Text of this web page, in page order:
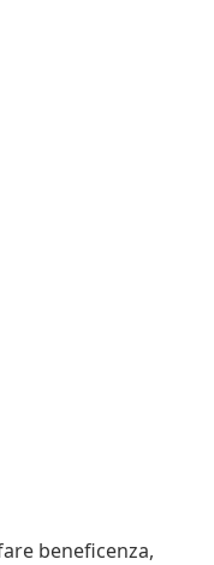
beneficenza,